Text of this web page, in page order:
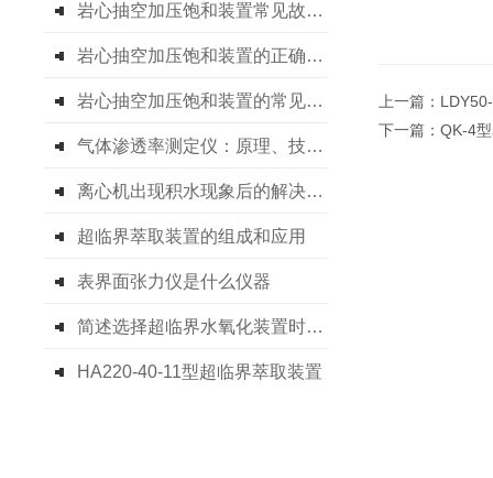
岩心抽空加压饱和装置常见故障的诊断与解决方法分享
岩心抽空加压饱和装置的正确使用步骤分享
岩心抽空加压饱和装置的常见故障相应解决方法分享
气体渗透率测定仪：原理、技术及应用
离心机出现积水现象后的解决方法分享
超临界萃取装置的组成和应用
表界面张力仪是什么仪器
简述选择超临界水氧化装置时所需要考虑的关键因素
HA220-40-11型超临界萃取装置
上一篇：
下一篇： QK-4